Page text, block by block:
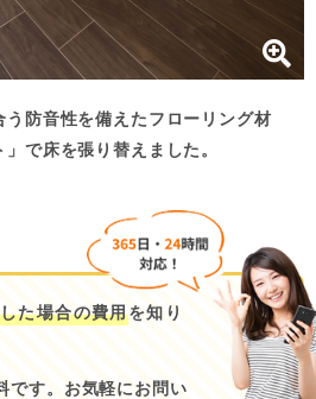
防音性を備えたフローリング材
で床を張り替えました。
た場合の費用を知り
です。お気軽にお問い